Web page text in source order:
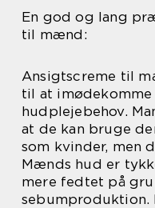
En god og lang
til mænd:
Ansigtscreme til
til at
hudplejebehov.
at de kan bruge
som kvinder, men
Mænds hud er
mere fedtet på